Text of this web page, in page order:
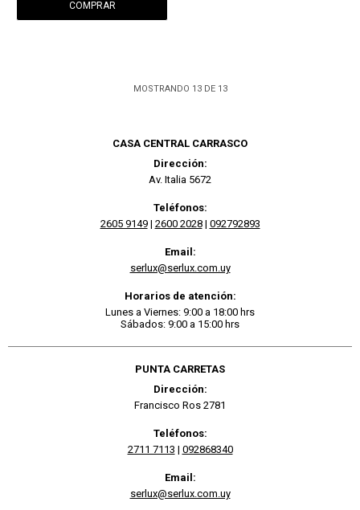
MOSTRANDO 13DE 13
CASA CENTRAL CARRASCO
Dirección:
Av. Italia 5672
Teléfonos:
2605 9149| 2600 2028| 092792893
Email:
serlux@serlux.com.uy
Horarios de atención:
Lunes a Viernes: 9:00 a 18:00 hrs
Sábados: 9:00 a 15:00 hrs
PUNTA CARRETAS
Dirección:
Francisco Ros 2781
Teléfonos:
2711 7113 | 092868340
Email:
serlux@serlux.com.uy